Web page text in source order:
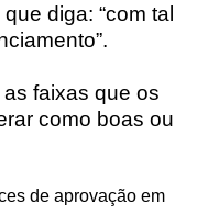
diga: “com tal
as faixas que os
como boas ou
de aprovação em